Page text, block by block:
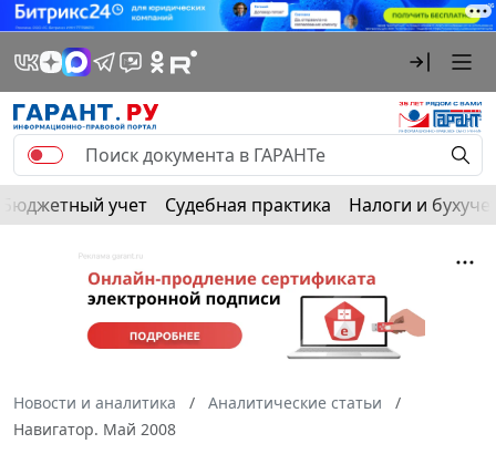
Бюджетный учет Судебная практика Налоги и
Новости и аналитика
Аналитические статьи
Навигатор. Май 2008